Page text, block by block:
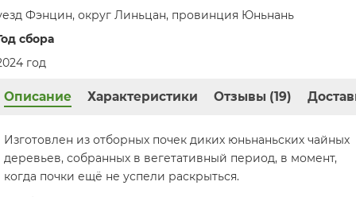
Фэнцин, округ Линьцан, провинция Юньнань
сбора
год
Описание Характеристики Отзывы (19)
Изготовлен из отборных почек диких юньнаньских чайных
деревьев, собранных в вегетативный период, в момент,
когда почки ещё не успели раскрыться.